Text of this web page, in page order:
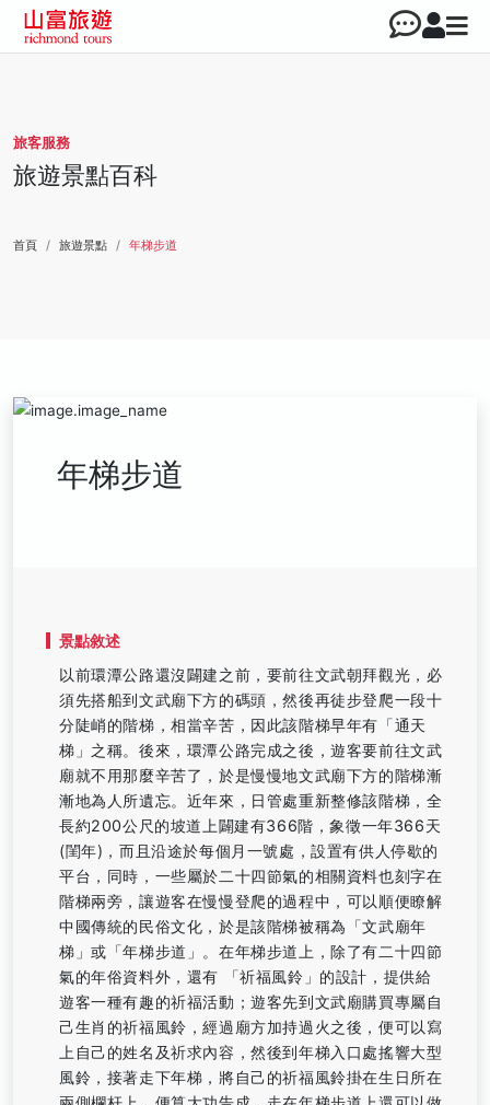
旅客服務
旅遊景點百科
首頁 旅遊景點 年梯步道
年梯步道
景點敘述
以前環潭公路還沒闢建之前，要前往文武朝拜觀光，必
須先搭船到文武廟下方的碼頭，然後再徒步登爬一段十
分陡峭的階梯，相當辛苦，因此該階梯早年有「通天
梯」之稱。後來，環潭公路完成之後，遊客要前往文武
廟就不用那麼辛苦了，於是慢慢地文武廟下方的階梯漸
漸地為人所遺忘。近年來，日管處重新整修該階梯，全
長約200公尺的坡道上闢建有366階，象徵一年366天
(閨年)，而且沿途於每個月一號處，設置有供人停歇的
平台，同時，一些屬於二十四節氣的相關資料也刻字在
階梯兩旁，讓遊客在慢慢登爬的過程中，可以順便瞭解
中國傳統的民俗文化，於是該階梯被稱為「文武廟年
梯」或「年梯步道」。在年梯步道上，除了有二十四節
氣的年俗資料外，還有 「祈福風鈴」的設計，提供給
遊客一種有趣的祈福活動；遊客先到文武廟購買專屬自
己生肖的祈福風鈴，經過廟方加持過火之後，便可以寫
上自己的姓名及祈求內容，然後到年梯入口處搖響大型
風鈴，接著走下年梯，將自己的祈福風鈴掛在生日所在